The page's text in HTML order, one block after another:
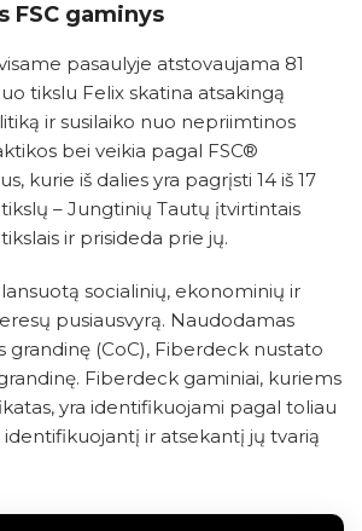
FSC gaminys
pasaulyje atstovaujama 81
tikslu Felix skatina atsakingą
ir susilaiko nuo nepriimtinos
bei veikia pagal FSC®
kurie iš dalies yra pagrįsti 14 iš 17
– Jungtinių Tautų įtvirtintais
ir prisideda prie jų.
socialinių, ekonominių ir
pusiausvyrą. Naudodamas
grandinę (CoC), Fiberdeck nustato
Fiberdeck gaminiai, kuriems
yra identifikuojami pagal toliau
ir atsekantį jų tvarią